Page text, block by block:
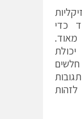
כדי
מאוד.
חלשים